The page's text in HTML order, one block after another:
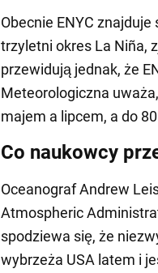
Obecnie ENYC
trzyletni okres La Niña,
przewidują jednak, że
Meteorologiczna
majem a lipcem, a do
Co naukowcy
Oceanograf Andrew
Atmospheric
spodziewa się, że
wybrzeża USA latem i